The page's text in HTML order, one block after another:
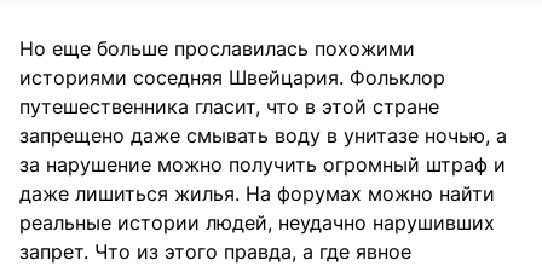
Но еще больше прославилась похожими
историями соседняя Швейцария. Фольклор
путешественника гласит, что в этой стране
запрещено даже смывать воду в унитазе ночью, а
за нарушение можно получить огромный штраф и
даже лишиться жилья. На форумах можно найти
реальные истории людей, неудачно нарушивших
запрет. Что из этого правда, а где явное